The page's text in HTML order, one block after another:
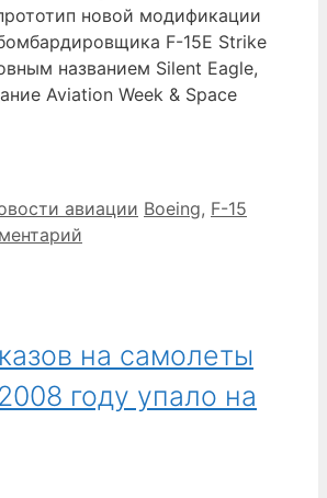
новой модификации
F-15E Strike
названием Silent Eagle,
Aviation Week & Space
авиации Метки
Boeing, F-15
на самолеты
году упало на